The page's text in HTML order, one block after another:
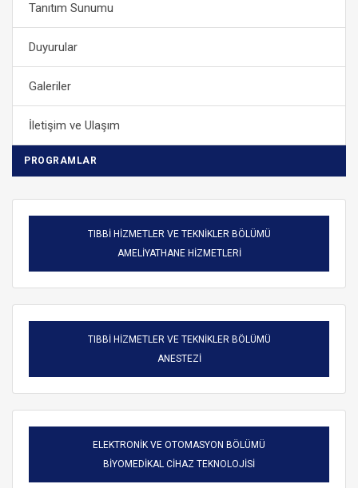
Tanıtım Sunumu
Duyurular
Galeriler
İletişim ve Ulaşım
PROGRAMLAR
TIBBİ HİZMETLER VE TEKNİKLER BÖLÜMÜ
AMELİYATHANE HİZMETLERİ
TIBBİ HİZMETLER VE TEKNİKLER BÖLÜMÜ
ANESTEZİ
ELEKTRONİK VE OTOMASYON BÖLÜMÜ
BİYOMEDİKAL CİHAZ TEKNOLOJİSİ